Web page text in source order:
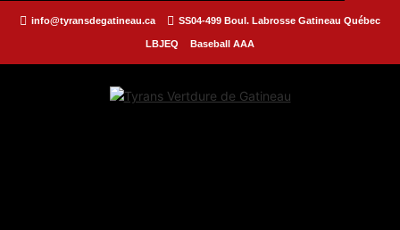
info@tyransdegatineau.ca SS04-499 Boul. Labrosse Gatineau Québec
LBJEQ Baseball AAA